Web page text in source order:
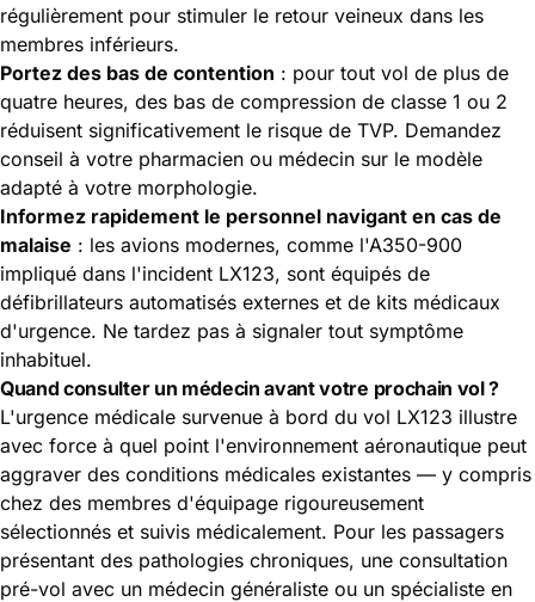
régulièrement pour stimuler le retour veineux dans les
membres inférieurs.
Portez des bas de contention : pour tout vol de plus de
quatre heures, des bas de compression de classe 1 ou 2
réduisent significativement le risque de TVP. Demandez
conseil à votre pharmacien ou médecin sur le modèle
adapté à votre morphologie.
Informez rapidement le personnel navigant en cas de
malaise : les avions modernes, comme l'A350-900
impliqué dans l'incident LX123, sont équipés de
défibrillateurs automatisés externes et de kits médicaux
d'urgence. Ne tardez pas à signaler tout symptôme
inhabituel.
Quand consulter un médecin avant votre prochain vol ?
L'urgence médicale survenue à bord du vol LX123 illustre
avec force à quel point l'environnement aéronautique peut
aggraver des conditions médicales existantes — y compris
chez des membres d'équipage rigoureusement
sélectionnés et suivis médicalement. Pour les passagers
présentant des pathologies chroniques, une consultation
pré-vol avec un médecin généraliste ou un spécialiste en